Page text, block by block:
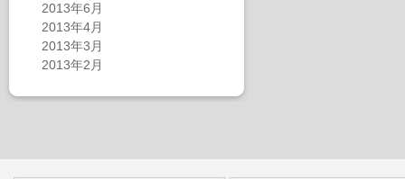
2013年6月
2013年4月
2013年3月
2013年2月